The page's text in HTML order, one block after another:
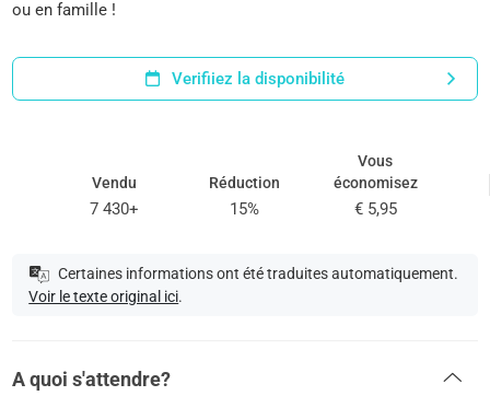
ou en famille !
Verifiiez la disponibilité
Vendu
7 430+
Réduction
15%
Vous
économisez
€ 5,95
Certaines informations ont été traduites automatiquement.
Voir le texte original ici.
A quoi s'attendre?